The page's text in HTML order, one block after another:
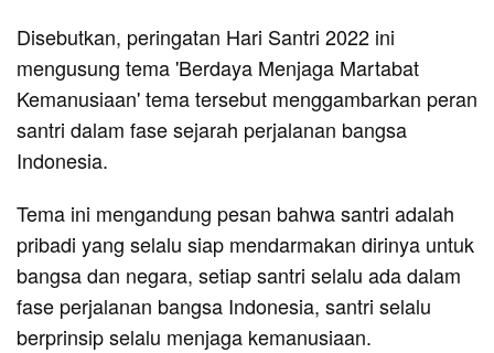
Disebutkan, peringatan Hari Santri 2022 ini
mengusung tema 'Berdaya Menjaga Martabat
Kemanusiaan' tema tersebut menggambarkan peran
santri dalam fase sejarah perjalanan bangsa
Indonesia.
Tema ini mengandung pesan bahwa santri adalah
pribadi yang selalu siap mendarmakan dirinya untuk
bangsa dan negara, setiap santri selalu ada dalam
fase perjalanan bangsa Indonesia, santri selalu
berprinsip selalu menjaga kemanusiaan.